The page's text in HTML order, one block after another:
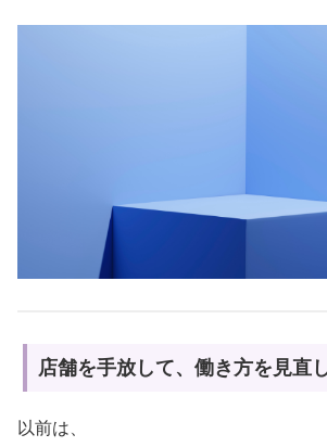
店舗を手放して、働き方を見直
以前は、